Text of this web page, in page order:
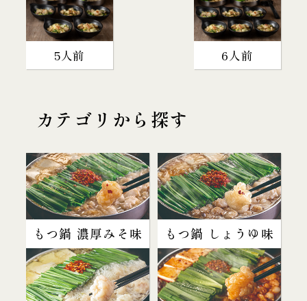
5人前 6人前
カテゴリから探す
もつ鍋 濃厚みそ味 もつ鍋 しょうゆ味